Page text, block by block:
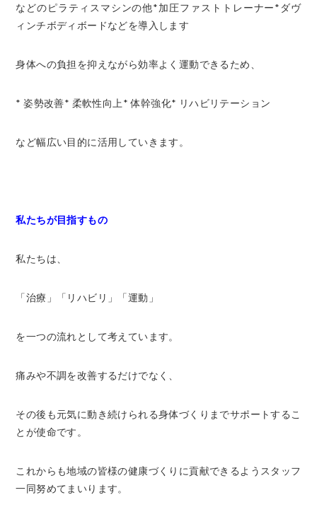
などのピラティスマシンの他*加圧ファストトレーナー*ダヴ
ィンチボディボードなどを導入します
身体への負担を抑えながら効率よく運動できるため、
* 姿勢改善* 柔軟性向上 * 体幹強化* リハビリテーション
など幅広い目的に活用していきます。
私たちが目指すもの
私たちは、
「治療」「リハビリ」「運動」
を一つの流れとして考えています。
痛みや不調を改善するだけでなく、
その後も元気に動き続けられる身体づくりまでサポートするこ
とが使命です。
これからも地域の皆様の健康づくりに貢献できるようスタッフ
一同努めてまいります。